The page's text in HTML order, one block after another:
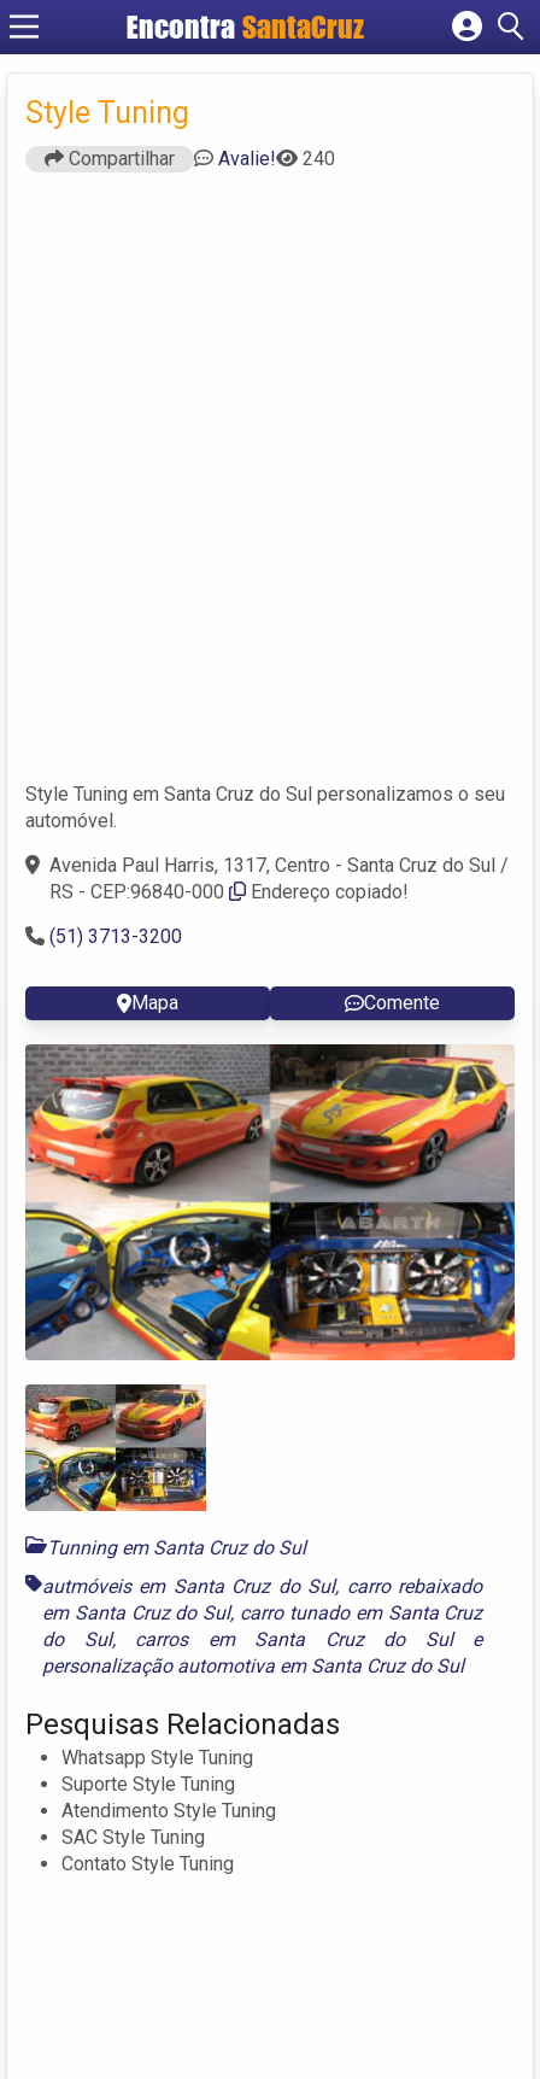
Encontra
Cadastrar empresa
Style Tuning
Compartilhar Avalie! 240
Style Tuning em Santa Cruz do Sul personalizamos o seu
automóvel.
Avenida Paul Harris, 1317, Centro - Santa Cruz do Sul /
RS - CEP:96840-000
Endereço copiado!
(51) 3713-3200
Mapa Comente
Tunning em Santa Cruz do Sul
autmóveis em Santa Cruz do Sul, carro rebaixado
em Santa Cruz do Sul, carro tunado em Santa Cruz
do Sul, carros em Santa Cruz do Sule
personalização automotiva em Santa Cruz do Sul
Pesquisas Relacionadas
Whatsapp Style Tuning
Suporte Style Tuning
Atendimento Style Tuning
SAC Style Tuning
Contato Style Tuning